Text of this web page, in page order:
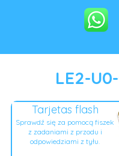
LE2-
Tarjetas flash
Sprawdź się za pomocą fiszek
z zadaniami z przodu i
odpowiedziami z tyłu.